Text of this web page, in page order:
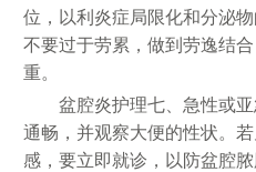
位，以利炎症局限化和分泌
不要过于劳累，做到劳逸结
重。
盆腔炎护理七、急性或
通畅，并观察大便的性状。
感，要立即就诊，以防盆腔